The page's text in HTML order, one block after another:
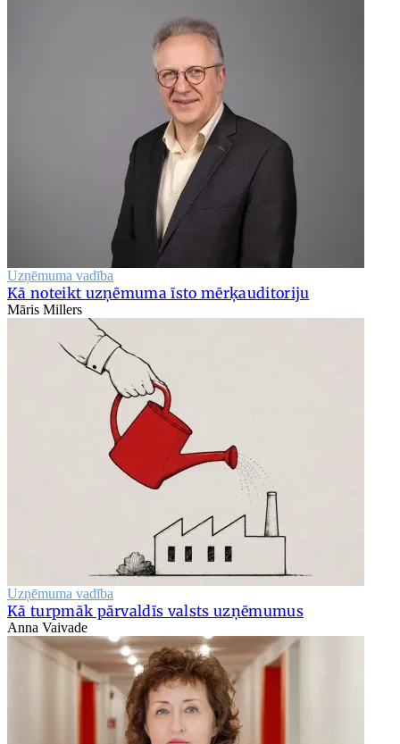
Uzņēmuma vadība
Kā noteikt uzņēmuma īsto mērķauditoriju
Māris Millers
Uzņēmuma vadība
Kā turpmāk pārvaldīs valsts uzņēmumus
Anna Vaivade